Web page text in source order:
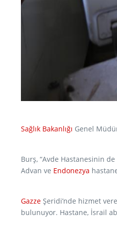
Sağlık Bakanlığı Genel
Burş, “Avde Hastanesinin de
Advan ve Endonezya
Gazze Şeridi’nde hizmet
bulunuyor. Hastane, İsrail